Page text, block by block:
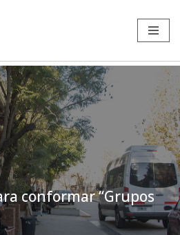
conformar “Grupos
» Convocatoria para conformar